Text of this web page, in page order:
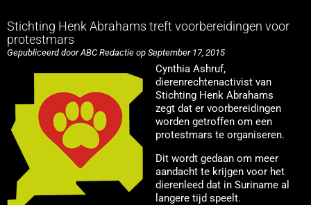
Stichting Henk Abrahams treft voorbereidingen voor
protestmars
Gepubliceerd door ABC Redactie op September 17, 2015
Cynthia Ashruf,
dierenrechtenactivist van
Stichting Henk Abrahams
zegt dat er voorbereidingen
worden getroffen om een
protestmars te organiseren.
Dit wordt gedaan om meer
aandacht te krijgen voor het
dierenleed dat in Suriname al
langere tijd speelt.